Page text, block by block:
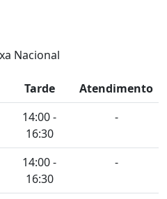
Nacional
Tarde
Atendimento
14:00 -
16:30
-
14:00 -
16:30
-